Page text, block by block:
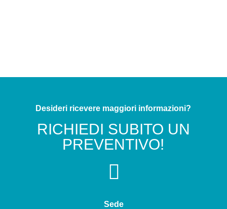
Desideri ricevere maggiori informazioni?
RICHIEDI SUBITO UN
PREVENTIVO!

Sede